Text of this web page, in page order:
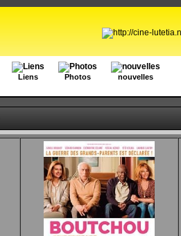
Liens Photos nouvelles